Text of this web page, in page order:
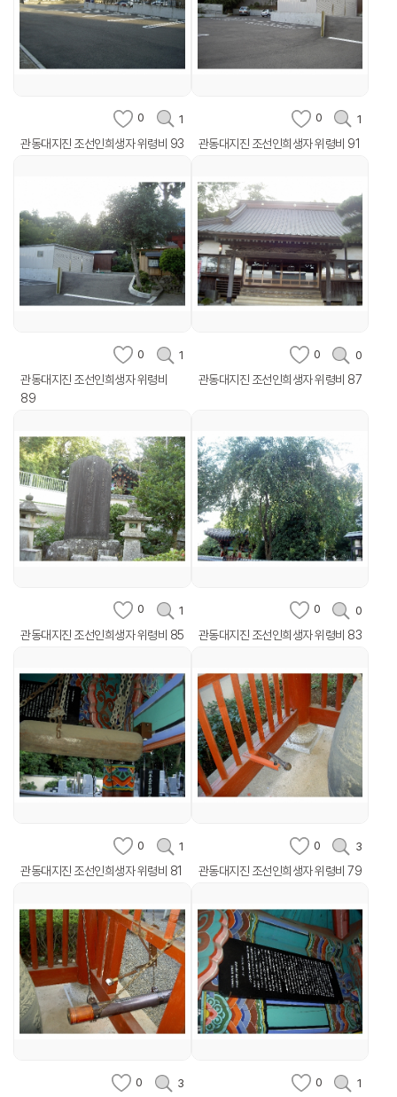
0 1
관동대지진 조선인희생자 위령비 93
0 1
관동대지진 조선인희생자 위령비 91
0 1
관동대지진 조선인희생자 위령비
89
0 0
관동대지진 조선인희생자 위령비 87
0 1
관동대지진 조선인희생자 위령비 85
0 0
관동대지진 조선인희생자 위령비 83
0 1
관동대지진 조선인희생자 위령비 81
0 3
관동대지진 조선인희생자 위령비 79
0 3 0 1